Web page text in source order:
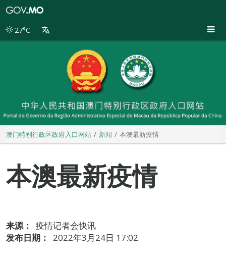
别
27°C
澳门特别行政区政府入口网站 新闻 本澳最新疫情
本澳最新疫情
来源：
疫情记者会快讯
发布日期：
2022年3月24日 17:02